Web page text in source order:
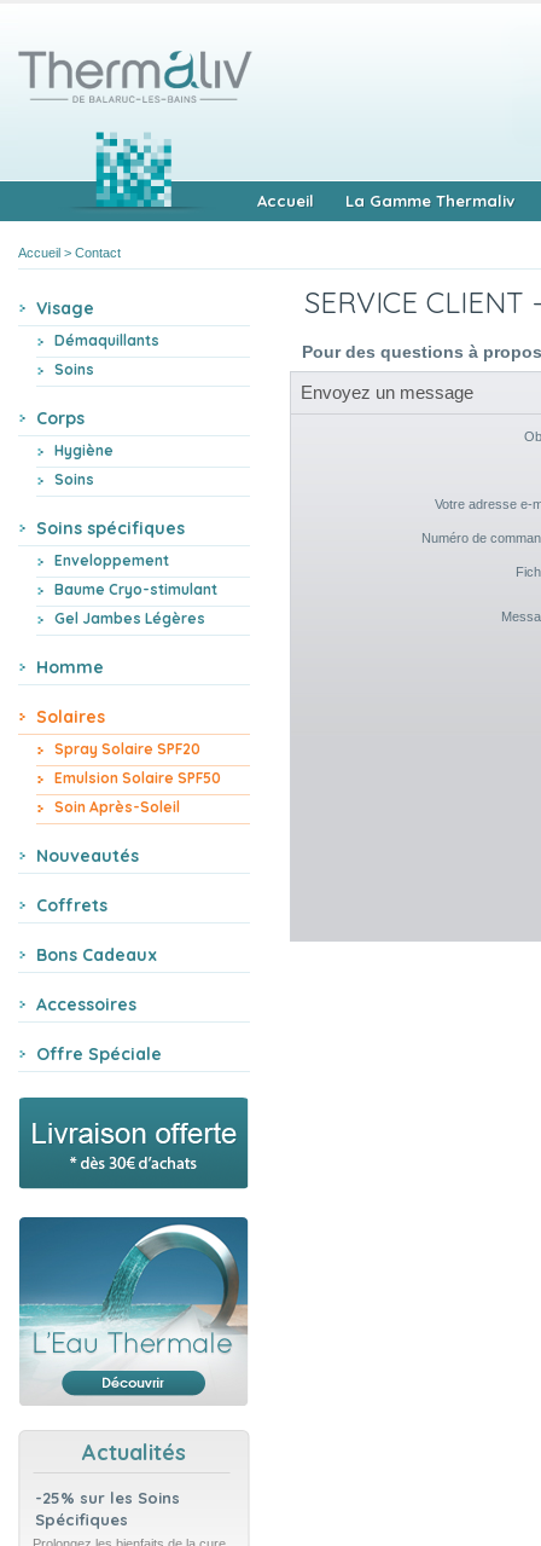
Accueil La Gamme Thermaliv
Visage
Démaquillants
Soins
Corps
Hygiène
Soins
Soins spécifiques
Enveloppement
Baume Cryo-stimulant
Gel Jambes Légères
Homme
Solaires
Spray Solaire SPF20
Emulsion Solaire SPF50
Soin Après-Soleil
Nouveautés
Coffrets
Bons Cadeaux
Accessoires
Offre Spéciale
Actualités
-25% sur les Soins
Spécifiques
Accueil > Contact
SERVICE
Pour des questions à
Envoyez un message
Votre adresse e-
Numéro de